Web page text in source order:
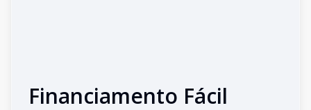
Financiamento Fácil